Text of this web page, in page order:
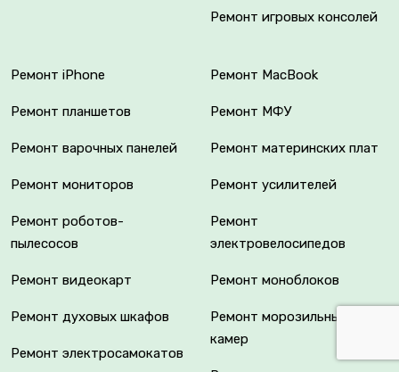
Ремонт игровых консолей
Ремонт iPhone
Ремонт планшетов
Ремонт варочных панелей
Ремонт мониторов
Ремонт роботов-
пылесосов
Ремонт видеокарт
Ремонт духовых шкафов
Ремонт электросамокатов
Ремонт MacBook
Ремонт МФУ
Ремонт материнских плат
Ремонт усилителей
Ремонт
электровелосипедов
Ремонт моноблоков
Ремонт морозильных
камер